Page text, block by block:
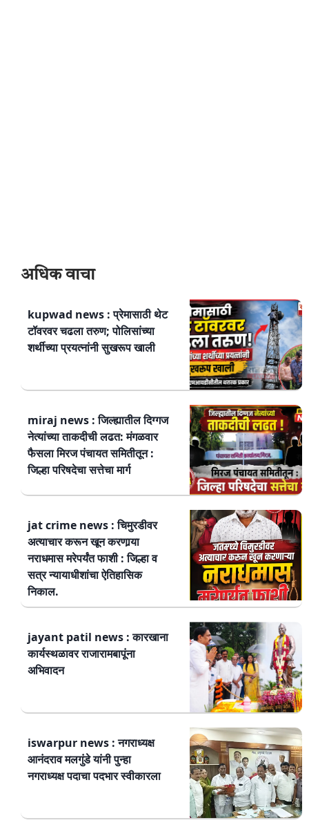
अधिक वाचा
kupwad news : प्रेमासाठी थेट
टॉवरवर चढला तरुण; पोलिसांच्या
शर्थीच्या प्रयत्नांनी सुखरूप खाली
miraj news : जिल्ह्यातील दिग्गज
नेत्यांच्या ताकदीची लढत: मंगळवार
फैसला मिरज पंचायत समितीतून :
जिल्हा परिषदेचा सत्तेचा मार्ग
jat crime news : चिमुरडीवर
अत्याचार करून खून करणार्‍या
नराधमास मरेपर्यंत फाशी : जिल्हा व
सत्र न्यायाधीशांचा ऐतिहासिक
निकाल.
jayant patil news : कारखाना
कार्यस्थळावर राजारामबापूंना
अभिवादन
iswarpur news : नगराध्यक्ष
आनंदराव मलगुंडे यांनी पुन्हा
नगराध्यक्ष पदाचा पदभार स्वीकारला